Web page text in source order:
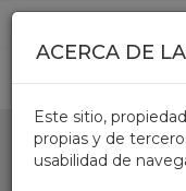
Pasar al contenido
ACERCA DE
Este sitio,
propias y de
usabilidad de